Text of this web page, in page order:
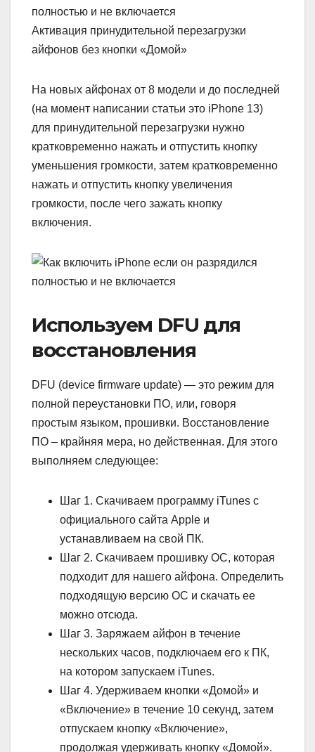
Активация принудительной перезагрузки
айфонов без кнопки «Домой»
На новых айфонах от 8 модели и до последней
(на момент написании статьи это iPhone 13)
для принудительной перезагрузки нужно
кратковременно нажать и отпустить кнопку
уменьшения громкости, затем кратковременно
нажать и отпустить кнопку увеличения
громкости, после чего зажать кнопку
включения.
Используем DFU для
восстановления
DFU (device firmware update) — это режим для
полной переустановки ПО, или, говоря
простым языком, прошивки. Восстановление
ПО – крайняя мера, но действенная. Для этого
выполняем следующее:
Шаг 1. Скачиваем программу iTunes с
официального сайта Apple и
устанавливаем на свой ПК.
Шаг 2. Скачиваем прошивку ОС, которая
подходит для нашего айфона. Определить
подходящую версию ОС и скачать ее
можно отсюда.
Шаг 3. Заряжаем айфон в течение
нескольких часов, подключаем его к ПК,
на котором запускаем iTunes.
Шаг 4. Удерживаем кнопки «Домой» и
«Включение» в течение 10 секунд, затем
отпускаем кнопку «Включение»,
продолжая удерживать кнопку «Домой».